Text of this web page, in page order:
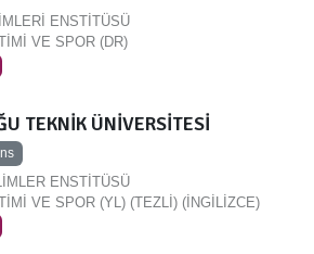
ENSTİTÜSÜ
VE SPOR (DR)
TEKNİK ÜNİVERSİTESİ
ENSTİTÜSÜ
VE SPOR (YL) (TEZLİ) (İNGİLİZCE)